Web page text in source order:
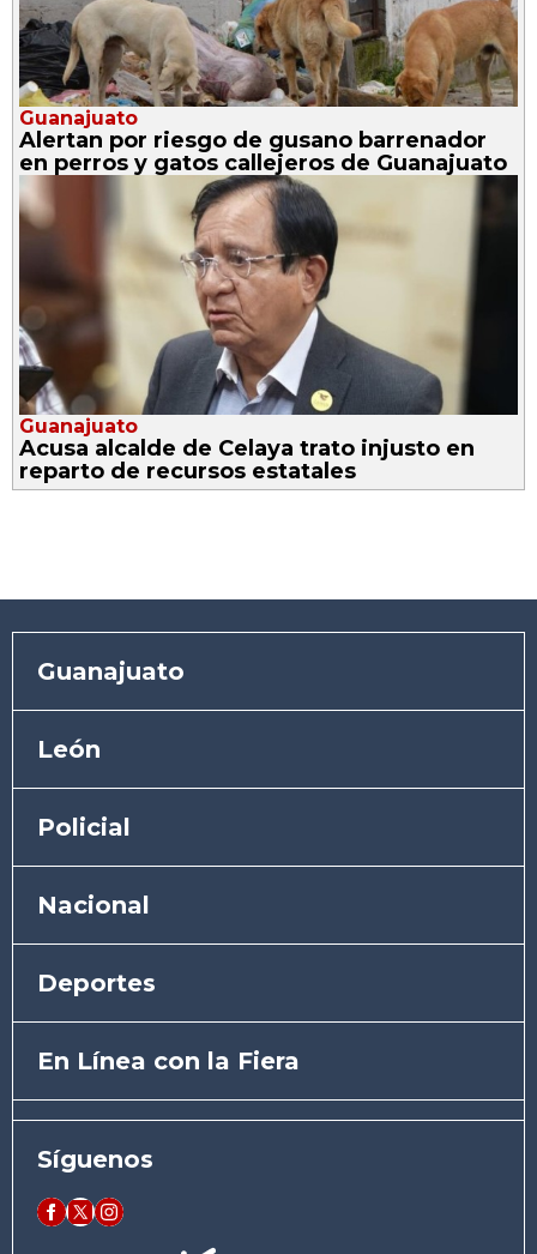
Guanajuato
Alertan por riesgo de gusano barrenador
en perros y gatos callejeros de Guanajuato
Guanajuato
Acusa alcalde de Celaya trato injusto en
reparto de recursos estatales
Guanajuato
León
Policial
Nacional
Deportes
En Línea con la Fiera
Síguenos